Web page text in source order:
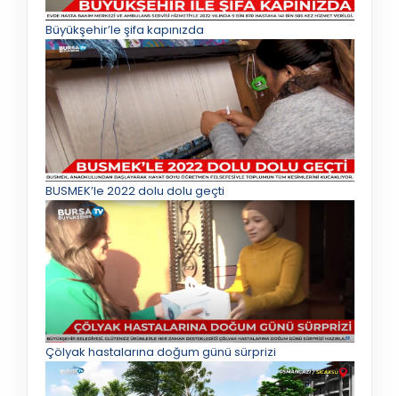
Büyükşehir’le şifa kapınızda
BUSMEK’le 2022 dolu dolu geçti
Çölyak hastalarına doğum günü sürprizi